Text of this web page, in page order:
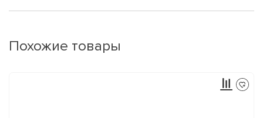
Похожие товары